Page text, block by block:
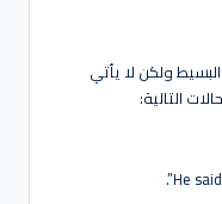
ولكن لا يأتي
التالية:
He